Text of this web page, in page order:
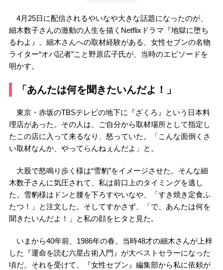
4月25日に配信されるやいなや大きな話題になったのが、
細木数子さんの激動の人生を描くNetflixドラマ『地獄に堕ち
るわよ』。細木さんへの取材経験がある、女性セブンの名物
ライター“オバ記者”こと野原広子氏が、当時のエピソードを
明かす。
「あんたは何を聞きたいんだよ！」
東京・赤坂のTBSテレビの地下に『ざくろ』という日本料
理店があった。その人は、ご自分から取材場所として指定し
たこの店に入って来るなり、怒っていた。「こんな面倒くさ
い取材なんか、やってらんねぇんだよ」と。
大股で怒鳴り歩く様は“雪豹”をイメージさせた。そんな細
木数子さんに気圧されて、私は前口上のタイミングを逃し
た。雪豹様はドンと腰を下ろすやいなや、「すき焼き定食ふ
たつ！」と注文した。そしてすかさず、「で、あんたは何を
聞きたいんだよ！」と私の顔をヒタと見た。
いまから40年前、1986年の春。当時48才の細木さんが上梓
した『運命を読む六星占術入門』が大ベストセラーになった
頃だ。それを受けて、『女性セブン』編集部から私に依頼が